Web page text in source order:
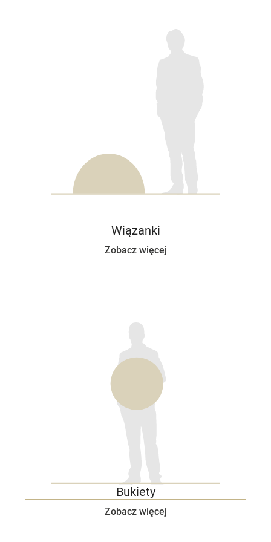
Wiązanki
Zobacz więcej
Bukiety
Zobacz więcej